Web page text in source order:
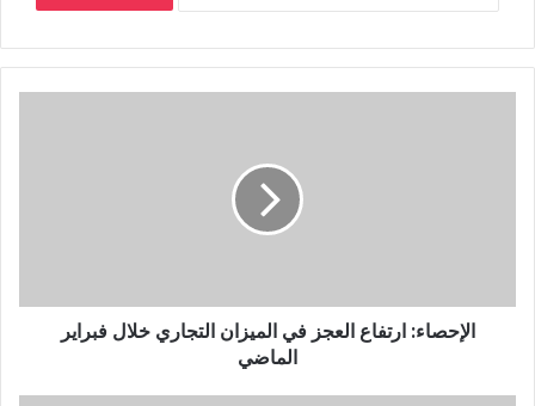
الإحصاء: ارتفاع العجز في الميزان التجاري خلال فبراير
الماضي